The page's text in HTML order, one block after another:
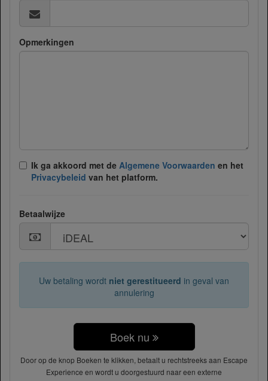
Opmerkingen
Ik ga akkoord met de Algemene Voorwaarden en het
Privacybeleid van het platform.
Betaalwijze
Uw betaling wordt niet gerestitueerd in geval van
annulering
Boek nu
Door op de knop Boeken te klikken, betaalt u rechtstreeks aan Escape
Experience en wordt u doorgestuurd naar een externe